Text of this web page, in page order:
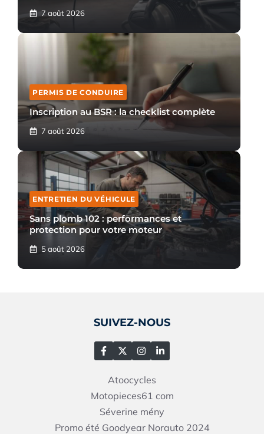
7 août 2026
PERMIS DE CONDUIRE
Inscription au BSR : la checklist complète
7 août 2026
ENTRETIEN DU VÉHICULE
Sans plomb 102 : performances et
protection pour votre moteur
5 août 2026
SUIVEZ-NOUS
Atoocycles
Motopieces61 com
Séverine mény
Promo été Goodyear Norauto 2024